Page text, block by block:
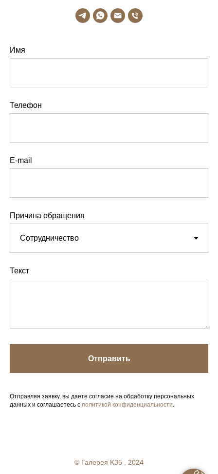
Имя
Телефон
E-mail
Причина обращения
Текст
Отправить
Отправляя заявку, вы даете согласие на обработку персональных
данных и соглашаетесь с политикой конфиденциальности.
© Галерея K35 , 2024